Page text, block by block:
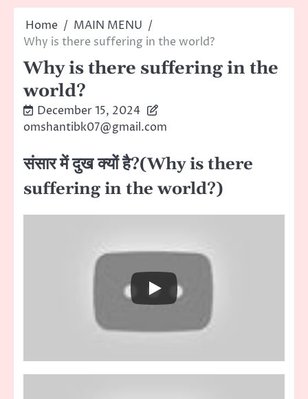
Home
MAIN MENU
Why is there suffering in the world?
Why is there suffering in the
world?
December 15, 2024
omshantibk07@gmail.com
संसार में दुख क्यों है?(Why is there
suffering in the world?)